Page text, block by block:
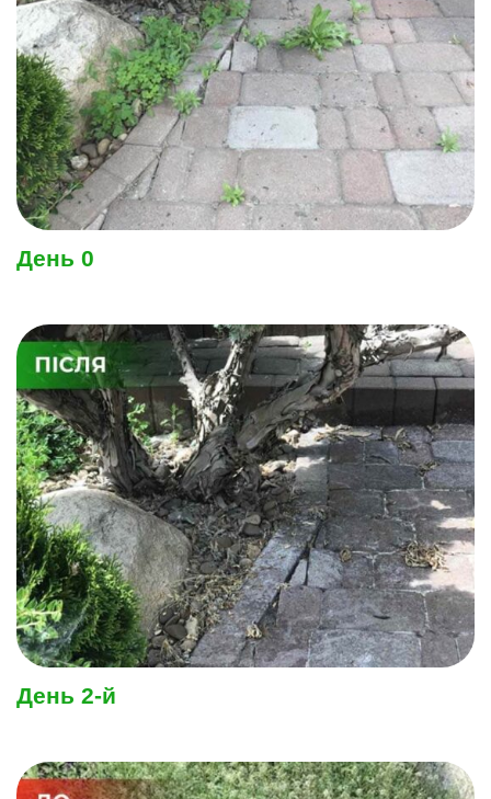
День 0
День 2-й